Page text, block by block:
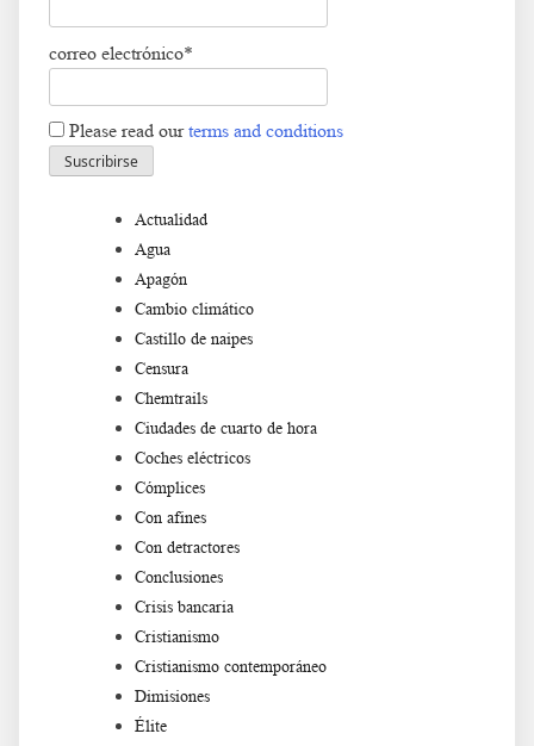
correo electrónico*
Please read ourterms and conditions
Actualidad
Agua
Apagón
Cambio climático
Castillo de naipes
Censura
Chemtrails
Ciudades de cuarto de hora
Coches eléctricos
Cómplices
Con afines
Con detractores
Conclusiones
Crisis bancaria
Cristianismo
Cristianismo contemporáneo
Dimisiones
Élite